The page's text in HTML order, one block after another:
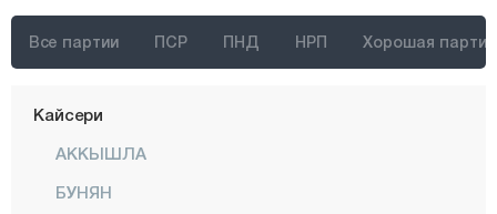
Все партии ПСР ПНД НРП Хорошая партия
Кастамону
Кайсери
АККЫШЛА
БУНЯН